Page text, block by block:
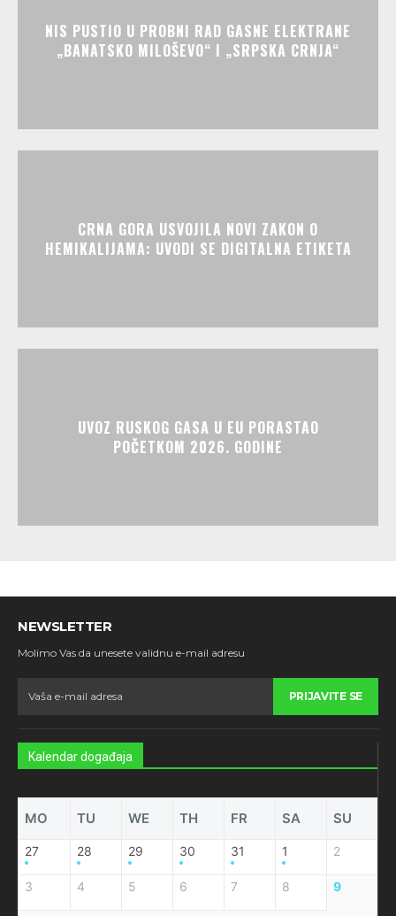
NIS PUSTIO U PROBNI RAD GASNE ELEKTRANE
„BANATSKO MILOŠEVO“ I „SRPSKA CRNJA“
CRNA GORA USVOJILA NOVI ZAKON O
HEMIKALIJAMA: UVODI SE DIGITALNA ETIKETA
UVOZ RUSKOG GASA U EU PORASTAO
POČETKOM 2026. GODINE
NEWSLETTER
Molimo Vas da unesete validnu e-mail adresu
PRIJAVITE SE
Kalendar događaja
MO TU WE TH FR SA SU
27 28 29 30 31 1 2
3 4 5 6 7 8 9